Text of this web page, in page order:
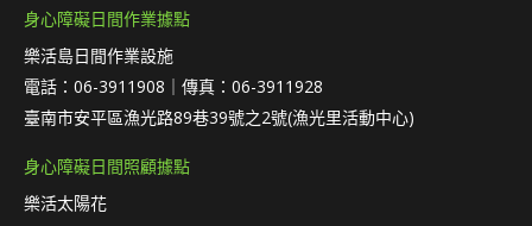
身心障礙日間作業據點
樂活島日間作業設施
電話：06-3911908｜傳真：06-3911928
臺南市安平區漁光路89巷39號之2號(漁光里活動中心)
身心障礙日間照顧據點
樂活太陽花